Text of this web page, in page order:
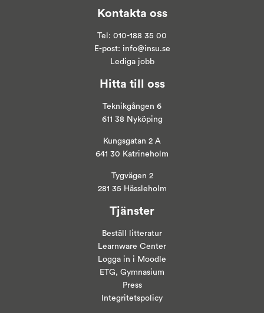
Kontakta oss
Tel: 010-188 35 00
E-post: info@insu.se
Lediga jobb
Hitta till oss
Teknikgången 6
611 38 Nyköping
Kungsgatan 2 A
641 30 Katrineholm
Tygvägen 2
281 35 Hässleholm
Tjänster
Beställ litteratur
Learnware Center
Logga in i Moodle
ETG, Gymnasium
Press
Integritetspolicy